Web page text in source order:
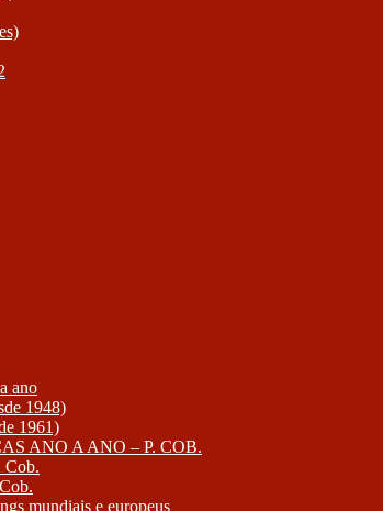
ano
1948)
1961)
ANO A ANO – P. COB.
Cob.
mundiais e europeus